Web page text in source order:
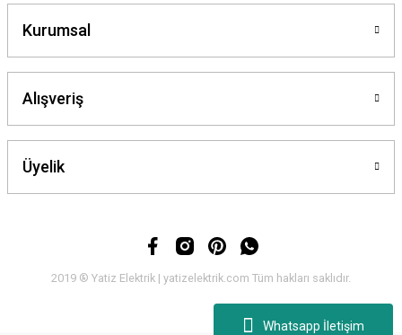
Whatsapp İletişim
Kurumsal
Alışveriş
Üyelik
2019 ® Yatiz Elektrik | yatizelektrik.com Tüm hakları saklıdır.